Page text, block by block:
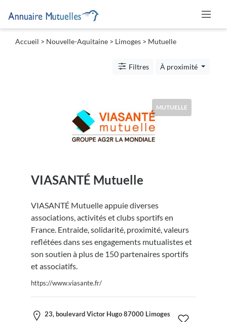
Accueil > Nouvelle-Aquitaine > Limoges > Mutuelle
Filtres À proximité
MUTUELLE
VIASANTÉ Mutuelle
VIASANTÉ Mutuelle appuie diverses
associations, activités et clubs sportifs en
France. Entraide, solidarité, proximité, valeurs
reflétées dans ses engagements mutualistes et
son soutien à plus de 150 partenaires sportifs
et associatifs.
https://www.viasante.fr/
23, boulevard Victor Hugo 87000 Limoges